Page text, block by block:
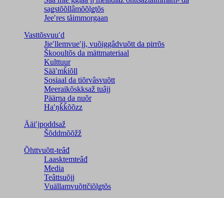
saǥstõõllâmõõlǥtõs
Jeeʹres tåimmorgaan
Vasttõsvuuʹd
Jieʹllemvueʹjj, vuõiggâdvuõtt da pirrõs
Škooultõs da mättmateriaal
Kulttuur
Sääʹmǩiõll
Sosiaal da tiõrvâsvuõtt
Meeraikõskksaž tuâjj
Päärna da nuõr
Haʹŋǩǩõõzz
Ääiʹjpoddsaž
Šõddmõõžž
Õhttvuõtt-teâđ
Laasktemteâđ
Media
Teâttsuõjj
Vuällamvuõttčiõlǥtõs